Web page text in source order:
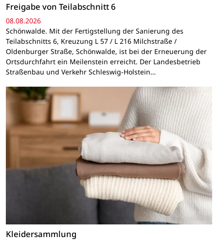
Freigabe von Teilabschnitt 6
08.08.2026
Schönwalde. Mit der Fertigstellung der Sanierung des
Teilabschnitts 6, Kreuzung L 57 / L 216 Milchstraße /
Oldenburger Straße, Schönwalde, ist bei der Erneuerung der
Ortsdurchfahrt ein Meilenstein erreicht. Der Landesbetrieb
Straßenbau und Verkehr Schleswig-Holstein…
Kleidersammlung